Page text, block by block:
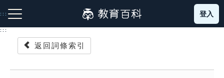
到
主
::: 登入
:::
返回詞條索引